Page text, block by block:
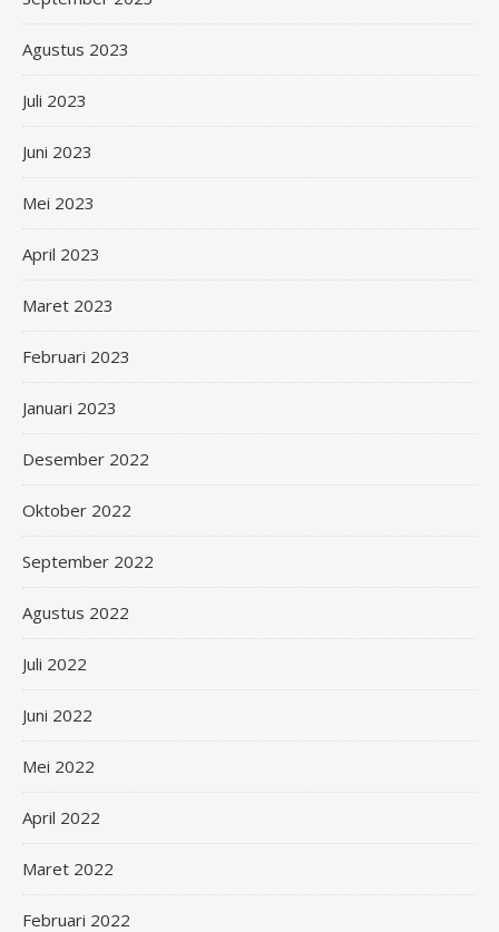
Agustus 2023
Juli 2023
Juni 2023
Mei 2023
April 2023
Maret 2023
Februari 2023
Januari 2023
Desember 2022
Oktober 2022
September 2022
Agustus 2022
Juli 2022
Juni 2022
Mei 2022
April 2022
Maret 2022
Februari 2022